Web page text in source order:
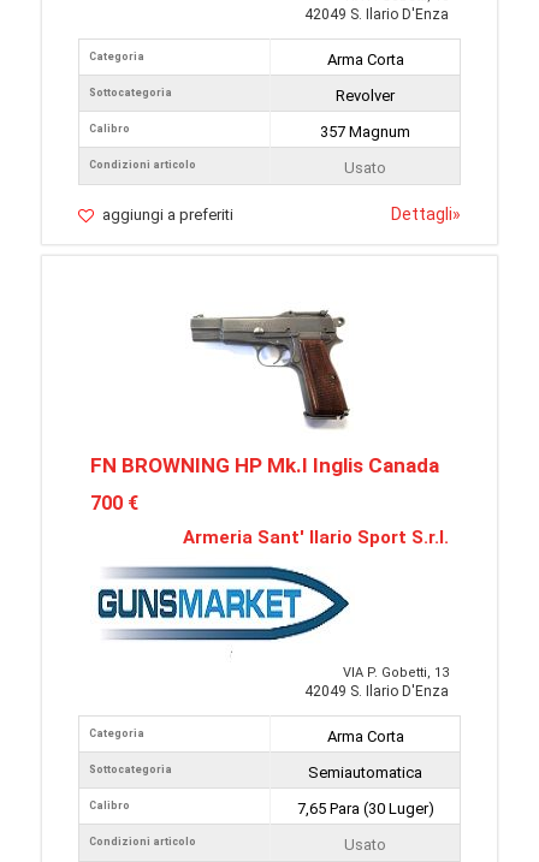
42049 S. Ilario D'Enza
Categoria
Sottocategoria
Calibro
Condizioni articolo
Arma Corta
Revolver
357 Magnum
Usato
aggiungi a preferiti Dettagli»
FN BROWNING HP Mk.I Inglis Canada
700 €
Armeria Sant' Ilario Sport S.r.l.
VIA P. Gobetti, 13
42049 S. Ilario D'Enza
Categoria
Sottocategoria
Calibro
Condizioni articolo
Arma Corta
Semiautomatica
7,65 Para (30 Luger)
Usato